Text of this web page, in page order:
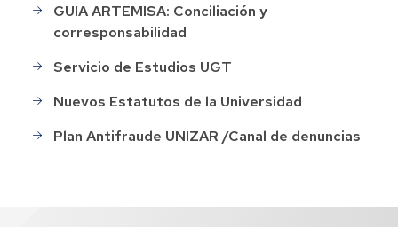
GUIA ARTEMISA: Conciliación y
corresponsabilidad
Servicio de Estudios UGT
Nuevos Estatutos de la Universidad
Plan Antifraude UNIZAR /Canal de denuncias